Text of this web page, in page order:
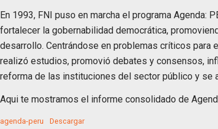
En 1993, FNI puso en marcha el programa Agenda:
fortalecer la gobernabilidad democrática,
desarrollo. Centrándose en problemas críticos para
realizó estudios, promovió debates y consensos,
reforma de las instituciones del sector público y se
Aqui te mostramos el informe consolidado de
agenda-peru Descargar